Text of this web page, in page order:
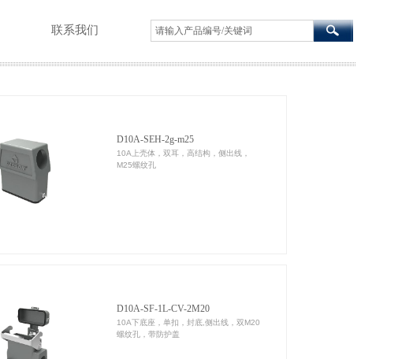
D10A-SEH-2g-m25
10A上壳体，双耳，高结构，侧出线，
M25螺纹孔
D10A-SF-1L-CV-2M20
10A下底座，单扣，封底,侧出线，双M20
螺纹孔，带防护盖
联系我们